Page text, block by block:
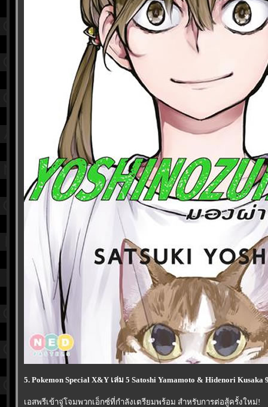
5. Pokemon Special X&Y เล่ม 5 Satoshi Yamamoto & Hidenori Kusaka
เอสพรีเข้าจู่โจมพวกเอ็กซ์ที่กำลังเตรียมพร้อม สำหรับการต่อสู้ครั้งใหม่!